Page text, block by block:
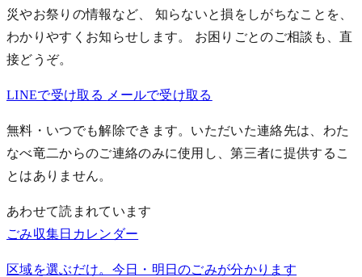
災やお祭りの情報など、 知らないと損をしがちなことを、
わかりやすくお知らせします。 お困りごとのご相談も、直
接どうぞ。
LINEで受け取る メールで受け取る
無料・いつでも解除できます。いただいた連絡先は、わた
なべ竜二からのご連絡のみに使用し、第三者に提供するこ
とはありません。
あわせて読まれています
ごみ収集日カレンダー
区域を選ぶだけ。今日・明日のごみが分かります